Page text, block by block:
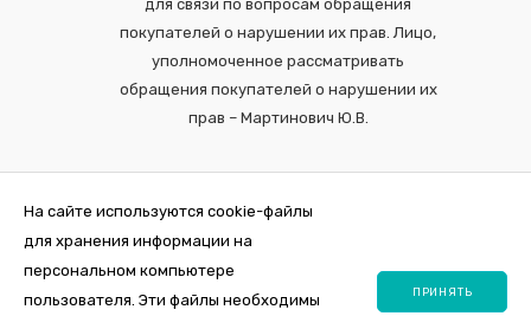
для связи по вопросам обращения
покупателей о нарушении их прав. Лицо,
уполномоченное рассматривать
обращения покупателей о нарушении их
прав – Мартинович Ю.В.
На сайте используются cookie-файлы
для хранения информации на
персональном компьютере
пользователя. Эти файлы необходимы
ПРИНЯТЬ